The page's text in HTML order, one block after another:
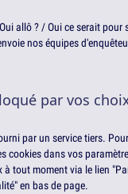
allô ? / Oui ce serait pour
nos équipes
par vos
par un service tiers.
cookies dans vos
à tout moment via le lien
en bas de page.